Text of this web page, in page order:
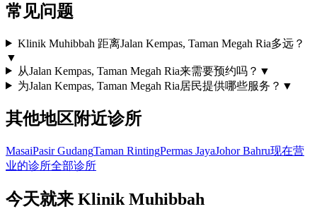
常见问题
Klinik Muhibbah 距离Jalan Kempas, Taman Megah Ria多远？
▼
从Jalan Kempas, Taman Megah Ria来需要预约吗？ ▼
为Jalan Kempas, Taman Megah Ria居民提供哪些服务？ ▼
其他地区附近诊所
MasaiPasir GudangTaman RintingPermas JayaJohor Bahru现在营
业的诊所全部诊所
今天就来 Klinik Muhibbah